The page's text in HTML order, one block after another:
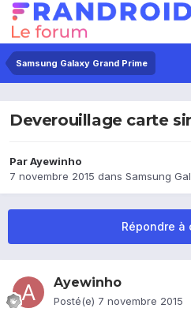
Samsung Galaxy Grand Prime
Deverouillage carte
ParAyewinho
7 novembre 2015 dans Samsung
Répondre à
Ayewinho
Posté(e) 7 novembre 2015